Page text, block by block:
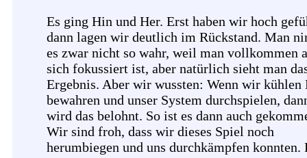
Es ging Hin und Her. Erst haben wir hoch
dann lagen wir deutlich im Rückstand. Man
es zwar nicht so wahr, weil man vollkommen
sich fokussiert ist, aber natürlich sieht man
Ergebnis. Aber wir wussten: Wenn wir kühlen
bewahren und unser System durchspielen,
wird das belohnt. So ist es dann auch
Wir sind froh, dass wir dieses Spiel noch
herumbiegen und uns durchkämpfen konnten.